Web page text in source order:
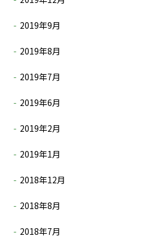
2019年9月
2019年8月
2019年7月
2019年6月
2019年2月
2019年1月
2018年12月
2018年8月
2018年7月